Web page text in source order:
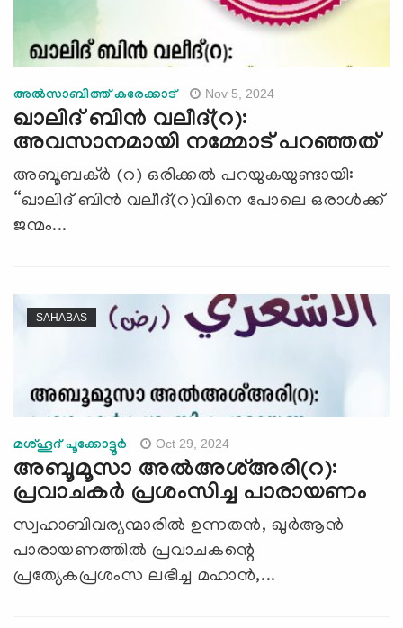
അൽസാബിത്ത് കരേക്കാട് Nov 5, 2024
ഖാലിദ് ബിൻ വലീദ്(റ):
അവസാനമായി നമ്മോട് പറഞ്ഞത്
അബൂബക്ർ (റ) ഒരിക്കൽ പറയുകയുണ്ടായി:
“ഖാലിദ് ബിൻ വലീദ്(റ)വിനെ പോലെ ഒരാൾക്ക്
ജന്മം...
SAHABAS
മശ്ഹൂദ് പൂക്കോട്ടൂർ Oct 29, 2024
അബൂമൂസാ അൽഅശ്അരി(റ):
പ്രവാചകര്‍ പ്രശംസിച്ച പാരായണം
സ്വഹാബിവര്യന്മാരിൽ ഉന്നതൻ, ഖുർആൻ
പാരായണത്തിൽ പ്രവാചകന്റെ
പ്രത്യേകപ്രശംസ ലഭിച്ച മഹാൻ,...